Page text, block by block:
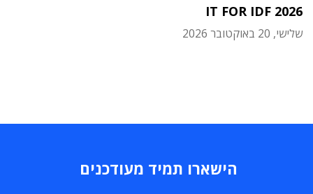
IT FOR IDF 2026
שלישי, 20 באוקטובר 2026
הישארו תמיד מעודכנים